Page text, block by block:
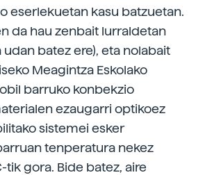
eserlekuetan kasu batzuetan.
da hau zenbait lurraldetan
batez ere), eta nolabait
Meagintza Eskolako
barruko konbekzio
ezaugarri optikoez
sistemei esker
tenperatura nekez
tik gora. Bide batez, aire